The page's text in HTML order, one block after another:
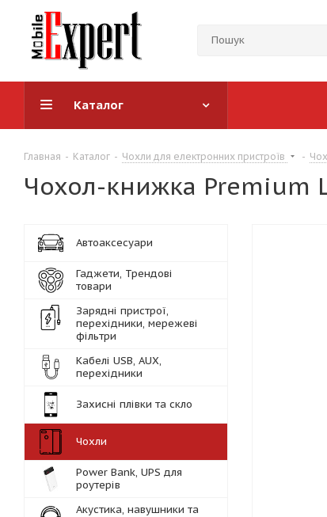
Каталог
Главная - Каталог - Чохли для електронних пристроїв -
Чохол-книжка Premium
Автоаксесуари
Гаджети, Трендові
товари
Зарядні пристрої,
перехідники, мережеві
фільтри
Кабелі USB, AUX,
перехідники
Захисні плівки та скло
Чохли
Power Bank, UPS для
роутерів
Акустика, навушники та